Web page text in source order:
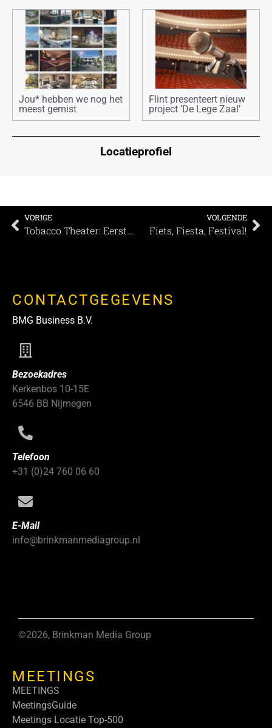
Jou* hebben we nog het
meest gemist
Flint presenteert nieuw
project ’De Lege Zaal’
Locatieprofiel
VORIGE
Tobacco Theater: Eerste locatie met lokale urban wijnen
VOLGENDE
Fiets, Fiesta, Festival!
CONTACTGEGEVENS
BMG Business B.V.
Bezoekadres
Kerkenbos 10-15E
6546 BB Nijmegen
Telefoon
+31 (0)24 760 06 60
E-Mail
info@brinkmanmediagroup.nl
©2026, Brinkman Media Group
MEETINGS
MEETINGS
MeetingsGuide
Meetings Locatie Top-500